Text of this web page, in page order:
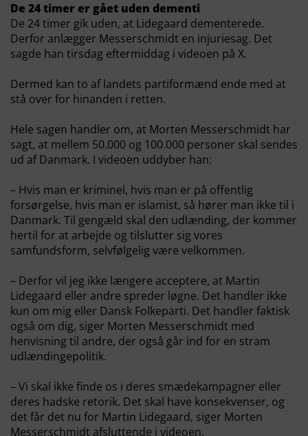
De 24 timer er gået uden dementi
De 24 timer gik uden, at Lidegaard dementerede.
Derfor anlægger Messerschmidt en injuriesag. Det
sagde han tirsdag eftermiddag i videoen på X.
Dermed kan to af landets partiformænd ende med at
stå over for hinanden i retten.
Hele sagen handler om, at Morten Messerschmidt har
sagt, at mellem 50.000 og 100.000 personer skal sendes
ud af Danmark. I videoen uddyber han:
– Hvis man er kriminel, hvis man er på offentlig
forsørgelse, hvis man er islamist, så hører man ikke til i
Danmark. Til gengæld skal den udlænding, der kommer
hertil for at arbejde og tilslutter sig vores
samfundsform, selvfølgelig være velkommen.
– Derfor vil jeg ikke længere acceptere, at Martin
Lidegaard eller andre spreder løgne. Det handler ikke
kun om mig eller Dansk Folkeparti. Det handler faktisk
også om dig, siger Morten Messerschmidt med
henvisning til andre, der også går ind for en stram
udlændingepolitik.
– Vi skal ikke finde os i deres smædekampagner eller
deres hadske retorik. Det skal have konsekvenser, og
det får det nu for Martin Lidegaard, siger Morten
Messerschmidt afsluttende i videoen.